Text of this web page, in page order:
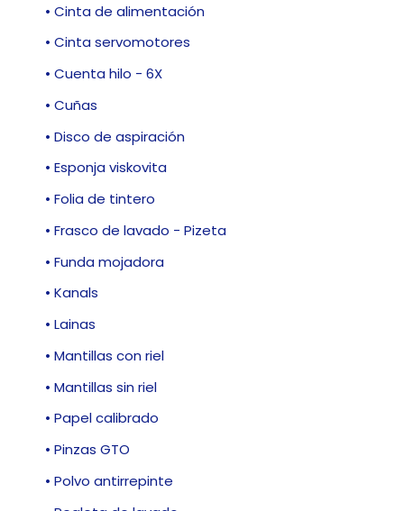
• Cinta de alimentación
• Cinta servomotores
• Cuenta hilo - 6X
• Cuñas
• Disco de aspiración
• Esponja viskovita
• Folia de tintero
• Frasco de lavado - Pizeta
• Funda mojadora
• Kanals
• Lainas
• Mantillas con riel
• Mantillas sin riel
• Papel calibrado
• Pinzas GTO
• Polvo antirrepinte